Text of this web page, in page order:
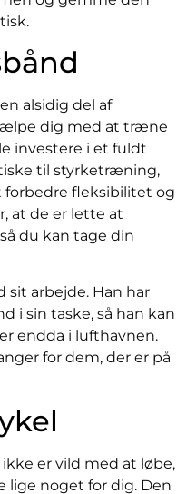
alsidig del af
dig med at træne
investere i et fuldt
til styrketræning,
forbedre fleksibilitet og
at de er lette at
du kan tage din
sit arbejde. Han har
i sin taske, så han kan
endda i lufthavnen.
for dem, der er på
er vild med at løbe,
noget for dig. Den